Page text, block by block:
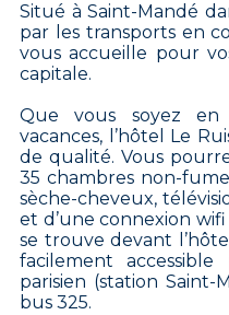
Situé à Saint-Mandé
par les transports en
vous accueille pour
capitale.
Que vous soyez en
vacances, l’hôtel Le
de qualité. Vous
35 chambres non-
sèche-cheveux,
et d’une connexion
se trouve devant
facilement
parisien (station
bus 325.